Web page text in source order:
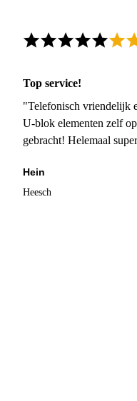
Top service!
"Telefonisch vriendelijk
U-blok elementen zelf
gebracht! Helemaal
Hein
Heesch